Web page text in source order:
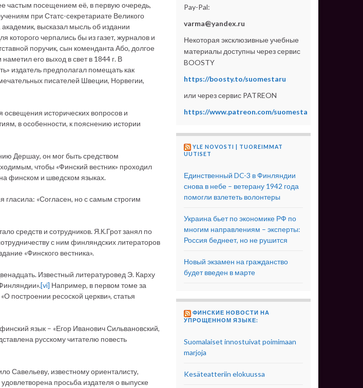
частым посещением её, в первую очередь,
при Статс-секретариате Великого
высказал мысль об издании
которого черпались бы из газет, журналов и
поручик, сын коменданта Або, долгое
его выход в свет в 1844 г. В
издатель предполагал помещать как
писателей Швеции, Норвегии,
исторических вопросов и
в особенности, к пояснению истории
Дершау, он мог быть средством
чтобы «Финский вестник» проходил
финском и шведском языках.
гласила: «Согласен, но с самым строгим
средств и сотрудников. Я.К.Грот занял по
с ним финляндских литераторов
«Финского вестника».
Известный литературовед Э. Карху
[vi] Например, в первом томе за
построении ресоской церкви», статья
язык – «Егор Иванович Сильвановский,
русскому читателю повесть
Савельеву, известному ориенталисту,
просьба издателя о выпуске
Pay-Pal:
varma@yandex.ru
Некоторая эксклюзивные учебные
материалы доступны через сервис
BOOSTY
https://boosty.to/suomestaru
или через сервис PATREON
https://www.patreon.com/suomesta
YLE NOVOSTI | TUOREIMMAT
UUTISET
Единственный DC-3 в Финляндии
снова в небе – ветерану 1942 года
помогли взлететь волонтеры
Украина бьет по экономике РФ по
многим направлениям – эксперты:
Россия беднеет, но не рушится
Новый экзамен на гражданство
будет введен в марте
ФИНСКИЕ НОВОСТИ НА
УПРОЩЕННОМ ЯЗЫКЕ:
Suomalaiset innostuivat poimimaan
marjoja
Kesäteatteriin elokuussa